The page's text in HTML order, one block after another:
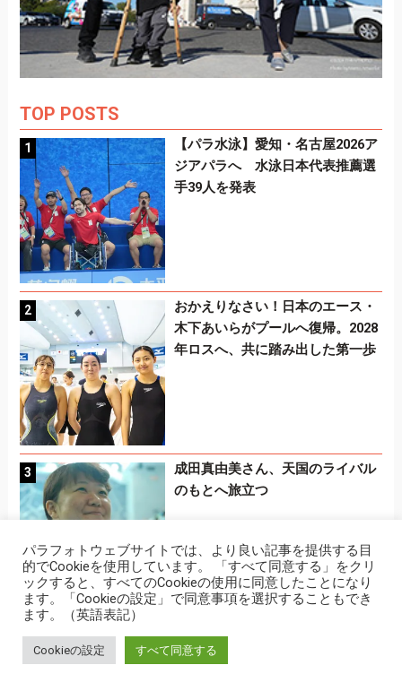
TOP POSTS
【パラ水泳】愛知・名古屋2026ア
ジアパラへ 水泳日本代表推薦選
手39人を発表
おかえりなさい！日本のエース・
木下あいらがプールへ復帰。2028
年ロスへ、共に踏み出した第一歩
成田真由美さん、天国のライバル
のもとへ旅立つ
同じ水面で出会い、競った「横浜
パラフォトウェブサイトでは、より良い記事を提供する目
的でCookieを使用しています。 「すべて同意する」をクリ
ックすると、すべてのCookieの使用に同意したことになり
ます。「Cookieの設定」で同意事項を選択することもでき
ます。（英語表記）
Cookieの設定 すべて同意する